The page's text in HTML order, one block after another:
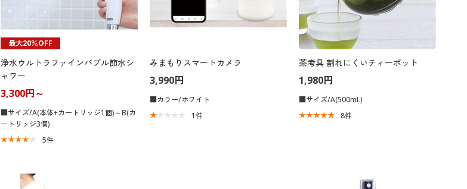
最大20％OFF
浄水ウルトラファインバブル節水シ
ャワー
3,300円～
■サイズ/A(本体+カートリッジ1個)～B(カ
ートリッジ3個)
5件
みまもりスマートカメラ
3,990円
■カラー/ホワイト
1件
茶考具 割れにくいティーポット
1,980円
■サイズ/A(500mL)
8件